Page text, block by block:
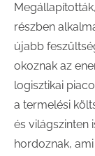
részben
újabb
okoznak az
logisztikai
a termelési
és világszinten
hordoznak,